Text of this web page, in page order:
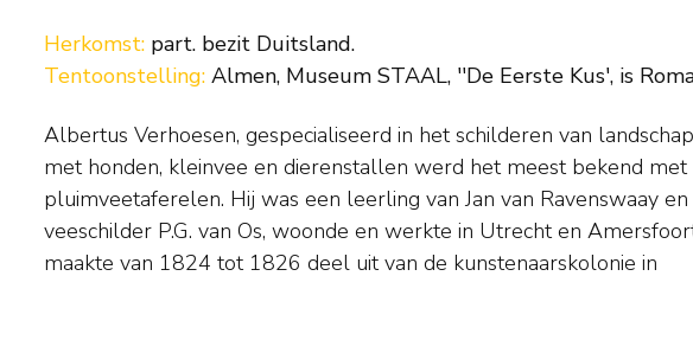
Herkomst: part. bezit Duitsland.
Tentoonstelling: Almen, Museum STAAL, ''De Eerste Kus', is
Albertus Verhoesen, gespecialiseerd in het schilderen van
met honden, kleinvee en dierenstallen werd het meest bekend met
pluimveetaferelen. Hij was een leerling van Jan van Ravenswaay en
veeschilder P.G. van Os, woonde en werkte in Utrecht en
maakte van 1824 tot 1826 deel uit van de kunstenaarskolonie in
Hilversum. In deze ‘Hilversumse jaren' kreeg Verhoesen
van B.C. Koekkoek, die daar toen ook verbleef. In Amersfoort
Verhoesen bijna twintig jaar als stadstekenmeester. Daarnaast